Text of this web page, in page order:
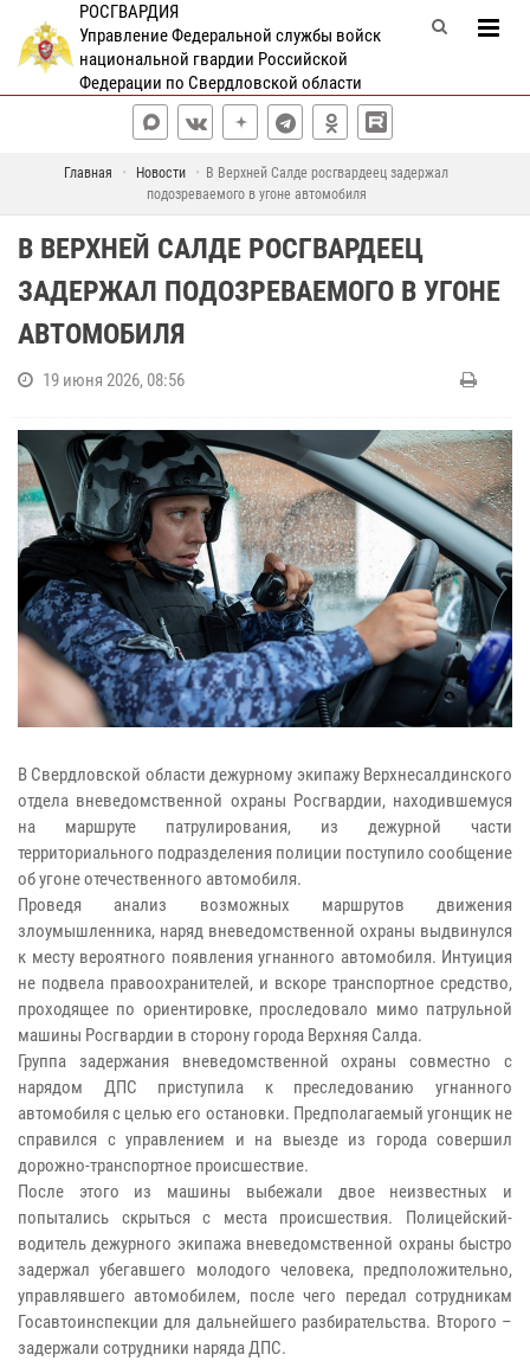
РОСГВАРДИЯ
Управление Федеральной службы войск
национальной гвардии Российской
Федерации по Свердловской области
Главная Новости
В Верхней Салде росгвардеец задержал
подозреваемого в угоне автомобиля
В ВЕРХНЕЙ САЛДЕ РОСГВАРДЕЕЦ
ЗАДЕРЖАЛ ПОДОЗРЕВАЕМОГО В УГОНЕ
АВТОМОБИЛЯ
19 июня 2026, 08:56
В Свердловской области дежурному экипажу Верхнесалдинского
отдела вневедомственной охраны Росгвардии, находившемуся
на маршруте патрулирования, из дежурной части
территориального подразделения полиции поступило сообщение
об угоне отечественного автомобиля.
Проведя анализ возможных маршрутов движения
злоумышленника, наряд вневедомственной охраны выдвинулся
к месту вероятного появления угнанного автомобиля. Интуиция
не подвела правоохранителей, и вскоре транспортное средство,
проходящее по ориентировке, проследовало мимо патрульной
машины Росгвардии в сторону города Верхняя Салда.
Группа задержания вневедомственной охраны совместно с
нарядом ДПС приступила к преследованию угнанного
автомобиля с целью его остановки. Предполагаемый угонщик не
справился с управлением и на выезде из города совершил
дорожно-транспортное происшествие.
После этого из машины выбежали двое неизвестных и
попытались скрыться с места происшествия. Полицейский-
водитель дежурного экипажа вневедомственной охраны быстро
задержал убегавшего молодого человека, предположительно,
управлявшего автомобилем, после чего передал сотрудникам
Госавтоинспекции для дальнейшего разбирательства. Второго –
задержали сотрудники наряда ДПС.